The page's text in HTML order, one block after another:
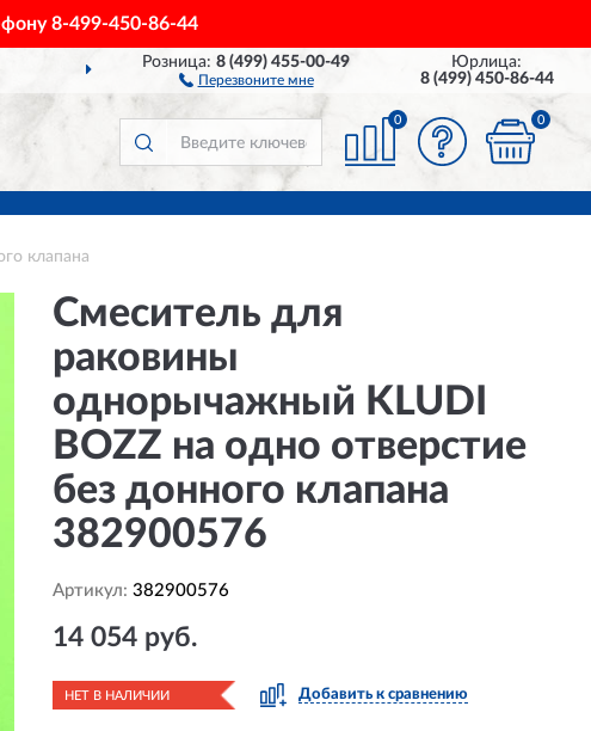
8-499-450-86-44
РОССИИ ДО 2 ЛЕТ
Розница:8 (499) 455-00-49
Перезвоните мне
Юрлица:
8 (499) 450-86-44
0 0
клапана
Смеситель для
раковины
однорычажный KLUDI
BOZZ на одно отверстие
без донного клапана
382900576
Артикул: 382900576
14 054 руб.
НЕТ В НАЛИЧИИ Добавить к сравнению